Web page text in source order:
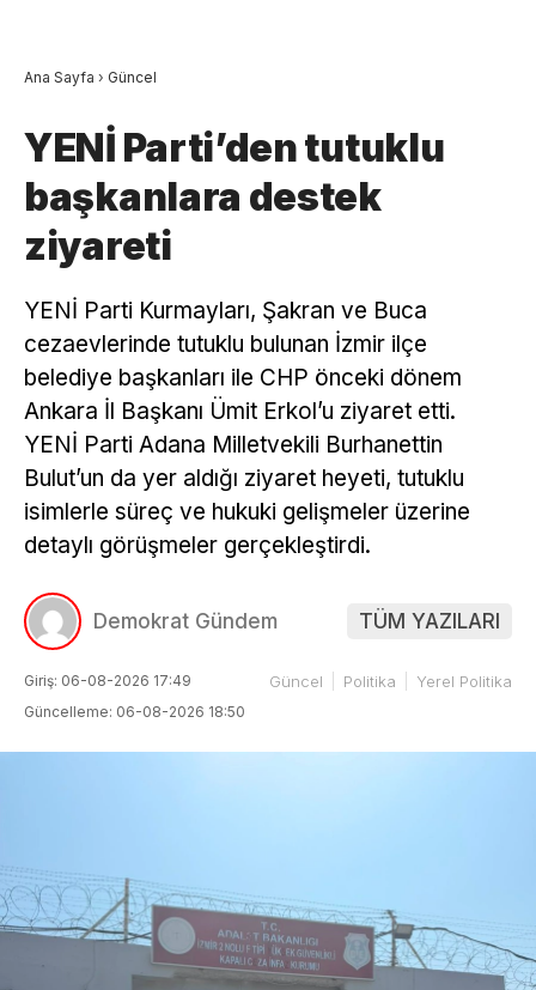
Ana Sayfa › Güncel
YENİ Parti’den tutuklu
başkanlara destek
ziyareti
YENİ Parti Kurmayları, Şakran ve Buca
cezaevlerinde tutuklu bulunan İzmir ilçe
belediye başkanları ile CHP önceki dönem
Ankara İl Başkanı Ümit Erkol’u ziyaret etti.
YENİ Parti Adana Milletvekili Burhanettin
Bulut’un da yer aldığı ziyaret heyeti, tutuklu
isimlerle süreç ve hukuki gelişmeler üzerine
detaylı görüşmeler gerçekleştirdi.
Demokrat Gündem TÜM YAZILARI
Giriş: 06-08-2026 17:49
Güncelleme: 06-08-2026 18:50
Güncel Politika Yerel Politika